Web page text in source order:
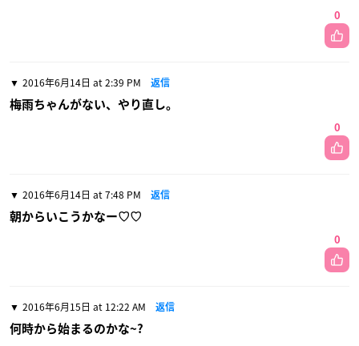
0
2016年6月14日 at 2:39 PM 返信
梅雨ちゃんがない、やり直し。
0
2016年6月14日 at 7:48 PM 返信
朝からいこうかなー♡♡
0
2016年6月15日 at 12:22 AM 返信
何時から始まるのかな~?